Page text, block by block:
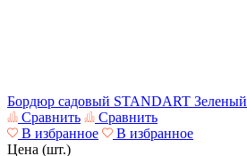
Бордюр садовый STANDART Зеленый
Сравнить
Сравнить
В избранное
В избранное
Цена (шт.)